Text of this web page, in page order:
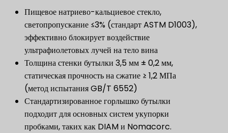
Пищевое натриево-кальциевое стекло,
светопропускание ≤3% (стандарт ASTM D1003),
эффективно блокирует воздействие
ультрафиолетовых лучей на тело вина
Толщина стенки бутылки 3,5 мм ± 0,2 мм,
статическая прочность на сжатие ≥ 1,2 МПа
(метод испытания GB/T 6552)
Стандартизированное горлышко бутылки
подходит для основных систем укупорки
пробками, таких как DIAM и Nomacorc.